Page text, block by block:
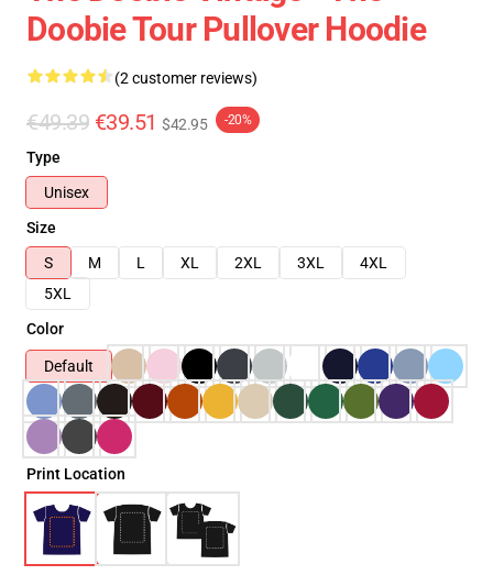
Doobie Tour Pullover Hoodie
(2 customer reviews)
€49.39 €39.51 $42.95 -20%
Type
Unisex
Size
S
M L XL 2XL 3XL
4XL
5XL
Color
Default
Print Location